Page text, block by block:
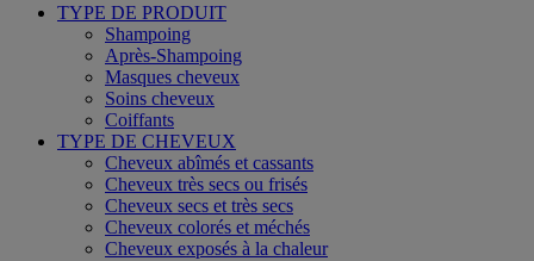
TYPE DE PRODUIT
Shampoing
Après-Shampoing
Masques cheveux
Soins cheveux
Coiffants
TYPE DE CHEVEUX
Cheveux abîmés et cassants
Cheveux très secs ou frisés
Cheveux secs et très secs
Cheveux colorés et méchés
Cheveux exposés à la chaleur